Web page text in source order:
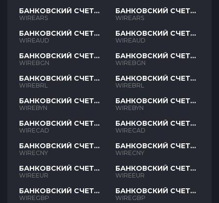
БАНКОВСКИЙ СЧЕТ
ARS
WIREARS
БАНКОВСКИЙ СЧЕТ
AUD
WIREAUD
БАНКОВСКИЙ СЧЕТ
BGN
WIREBGN
БАНКОВСКИЙ СЧЕТ
BRL
WIREBRL
БАНКОВСКИЙ СЧЕТ
BYN
WIREBYN
БАНКОВСКИЙ СЧЕТ
CAD
WIRECAD
БАНКОВСКИЙ СЧЕТ
CNY
WIRECNY
БАНКОВСКИЙ СЧЕТ
EUR
WIREEUR
БАНКОВСКИЙ СЧЕТ
GBP
WIREGBP
БАНКОВСКИЙ СЧЕТ
ARS
WIREARS
БАНКОВСКИЙ СЧЕТ
AUD
WIREAUD
БАНКОВСКИЙ СЧЕТ
BGN
WIREBGN
БАНКОВСКИЙ СЧЕТ
BRL
WIREBRL
БАНКОВСКИЙ СЧЕТ
BYN
WIREBYN
БАНКОВСКИЙ СЧЕТ
CAD
WIRECAD
БАНКОВСКИЙ СЧЕТ
CNY
WIRECNY
БАНКОВСКИЙ СЧЕТ
EUR
WIREEUR
БАНКОВСКИЙ СЧЕТ
GBP
WIREGBP